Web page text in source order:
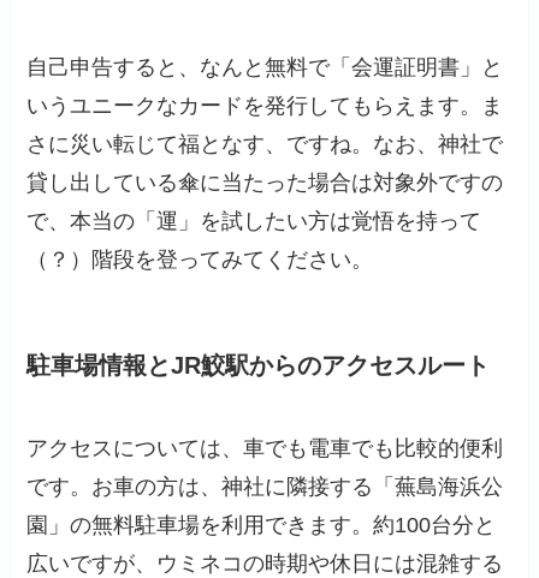
自己申告すると、なんと無料で「会運証明書」と
いうユニークなカードを発行してもらえます。ま
さに災い転じて福となす、ですね。なお、神社で
貸し出している傘に当たった場合は対象外ですの
で、本当の「運」を試したい方は覚悟を持って
（？）階段を登ってみてください。
駐車場情報とJR鮫駅からのアクセスルート
アクセスについては、車でも電車でも比較的便利
です。お車の方は、神社に隣接する「蕪島海浜公
園」の無料駐車場を利用できます。約100台分と
広いですが、ウミネコの時期や休日には混雑する